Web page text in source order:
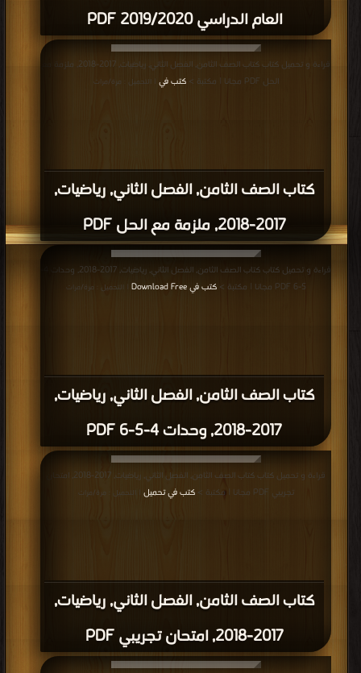
العام الدراسي 2019/2020 PDF
كتاب الصف الثامن, الفصل الثاني, رياضيات,
2017-2018, ملزمة مع الحل PDF
قراءة و تحميل كتاب كتاب الصف الثامن, الفصل الثاني, رياضيات, 2017-2018, ملزمة مع
الحل PDF مجانا | مكتبة >
كتب في | التحميل : مرة/مرات
كتاب الصف الثامن, الفصل الثاني, رياضيات,
2017-2018, وحدات 4-5-6 PDF
5-6 PDF مجانا | مكتبة >
كتب في Download Free | التحميل : مرة/مرات
كتاب الصف الثامن, الفصل الثاني, رياضيات,
2017-2018, امتحان تجريبي PDF
قراءة و تحميل كتاب كتاب الصف الثامن, الفصل الثاني, رياضيات, 2017-2018, امتحان
تجريبي PDF مجانا | مكتبة >
كتب في تحميل | التحميل : مرة/مرات